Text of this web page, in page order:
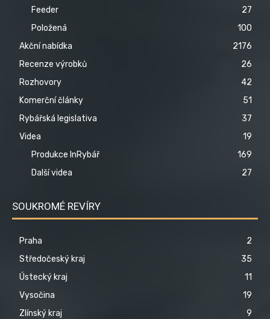
Feeder
27
Položená
100
Akční nabídka
2176
Recenze výrobků
26
Rozhovory
42
Komerční články
51
Rybářská legislativa
37
Videa
19
Produkce InRybář
169
Další videa
27
SOUKROMÉ REVÍRY
Praha
2
Středočeský kraj
35
Ústecký kraj
11
Vysočina
19
Zlínský kraj
9